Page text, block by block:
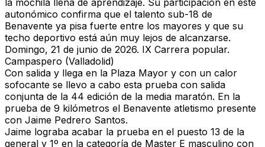
la mochila llena de aprendizaje. Su participación en este
autonómico confirma que el talento sub-18 de
Benavente ya pisa fuerte entre los mayores y que su
techo deportivo está aún muy lejos de alcanzarse.
Domingo, 21 de junio de 2026. IX Carrera popular.
Campaspero (Valladolid)
Con salida y llega en la Plaza Mayor y con un calor
sofocante se llevo a cabo esta prueba con salida
conjunta de la 44 edición de la media maratón. En la
prueba de 9 kilómetros el Benavente atletismo presente
con Jaime Pedrero Santos.
Jaime lograba acabar la prueba en el puesto 13 de la
general y 1º en la categoría de Master E masculino con